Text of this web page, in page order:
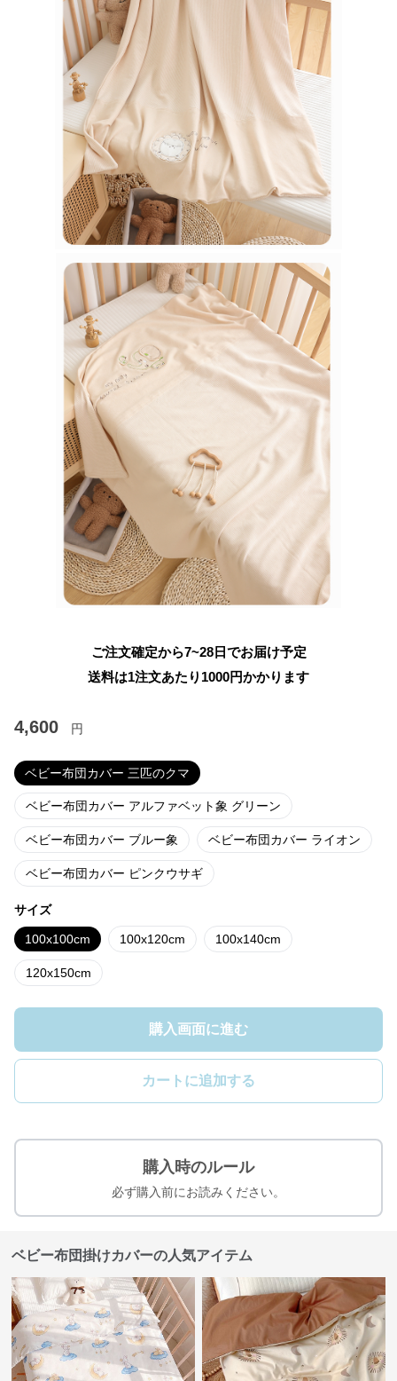
ご注文確定から7~28日でお届け予定
送料は1注文あたり 1000円かかります
4,600 円
ベビー布団カバー 三匹のクマ
ベビー布団カバー アルファベット象 グリーン
ベビー布団カバー ブルー象 ベビー布団カバー ライオン
ベビー布団カバー ピンクウサギ
サイズ
100x100cm 100x120cm 100x140cm
120x150cm
購入画面に進む
カートに追加する
購入時のルール
必ず購入前にお読みください。
ベビー布団掛けカバーの人気アイテム